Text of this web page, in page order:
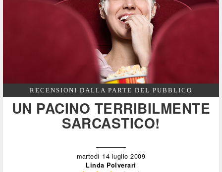
RECENSIONI DALLA PARTE DEL PUBBLICO
UN PACINO TERRIBILMENTE
SARCASTICO!
martedì 14 luglio 2009
Linda Polverari